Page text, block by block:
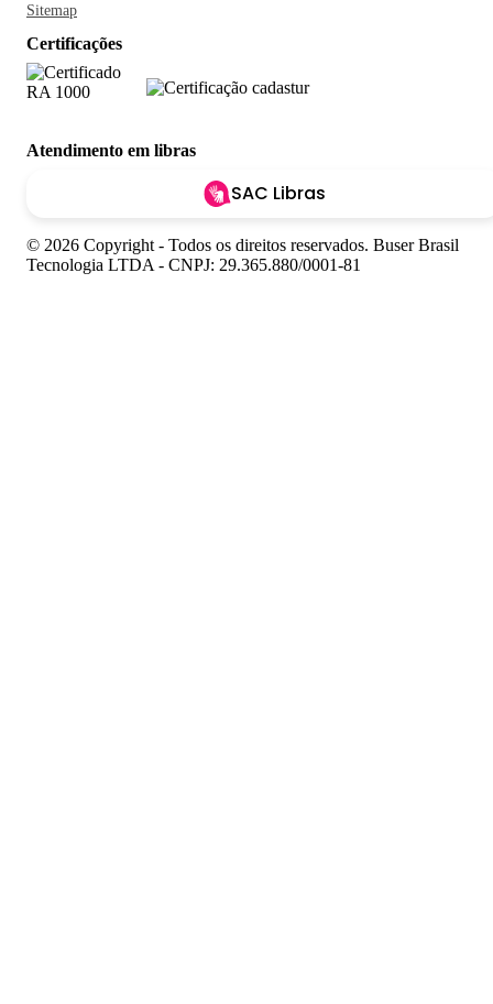
Sitemap
Certificações
Atendimento em libras
SAC Libras
© 2026 Copyright - Todos os direitos reservados. Buser Brasil
Tecnologia LTDA - CNPJ: 29.365.880/0001-81